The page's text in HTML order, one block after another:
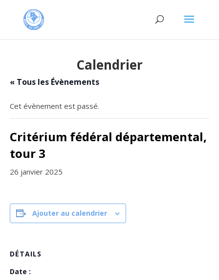
Calendrier
« Tous les Évènements
Cet évènement est passé.
Critérium fédéral départemental,
tour 3
26 janvier 2025
Ajouter au calendrier
DÉTAILS
Date :